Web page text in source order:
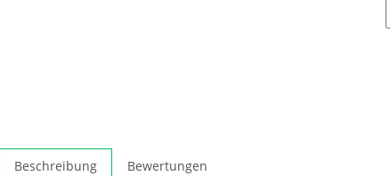
Beschreibung Bewertungen